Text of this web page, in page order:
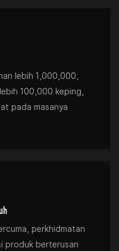
lebih 1,000,000,
100,000 keping,
pada masanya
perkhidmatan
produk berterusan